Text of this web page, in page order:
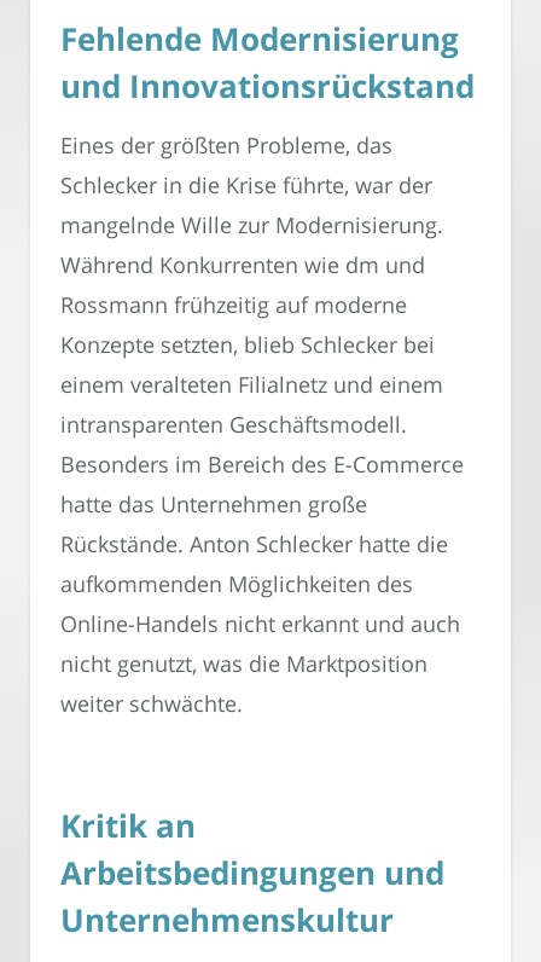
Fehlende Modernisierung
und Innovationsrückstand
Eines der größten Probleme, das
Schlecker in die Krise führte, war der
mangelnde Wille zur Modernisierung.
Während Konkurrenten wie dm und
Rossmann frühzeitig auf moderne
Konzepte setzten, blieb Schlecker bei
einem veralteten Filialnetz und einem
intransparenten Geschäftsmodell.
Besonders im Bereich des E-Commerce
hatte das Unternehmen große
Rückstände. Anton Schlecker hatte die
aufkommenden Möglichkeiten des
Online-Handels nicht erkannt und auch
nicht genutzt, was die Marktposition
weiter schwächte.
Kritik an
Arbeitsbedingungen und
Unternehmenskultur